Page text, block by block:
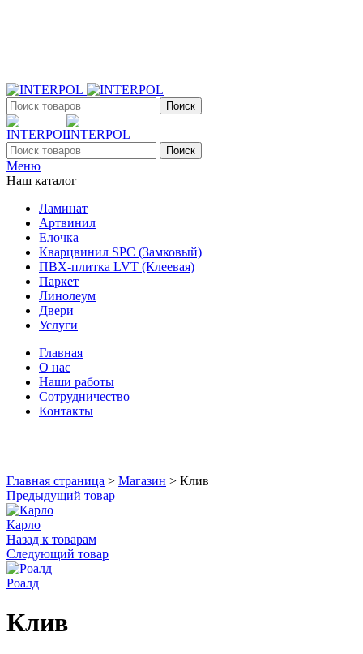
Поиск
Поиск
Меню
Наш каталог
Ламинат
Артвинил
Елочка
Кварцвинил SPC (Замковый)
ПВХ-плитка LVT (Клеевая)
Паркет
Линолеум
Двери
Услуги
Главная
О нас
Наши работы
Сотрудничество
Контакты
Главная страница > Магазин > Клив
Предыдущий товар
Карло
Назад к товарам
Следующий товар
Роалд
Клив